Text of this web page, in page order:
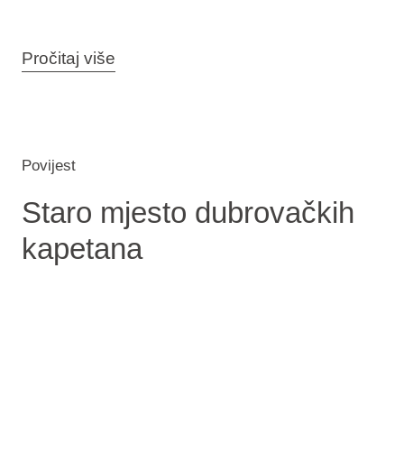
Pročitaj više
Povijest
Staro mjesto dubrovačkih
kapetana